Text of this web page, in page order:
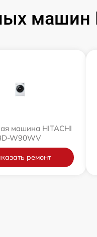
машин
машина HITACHI
W90WV
ремонт